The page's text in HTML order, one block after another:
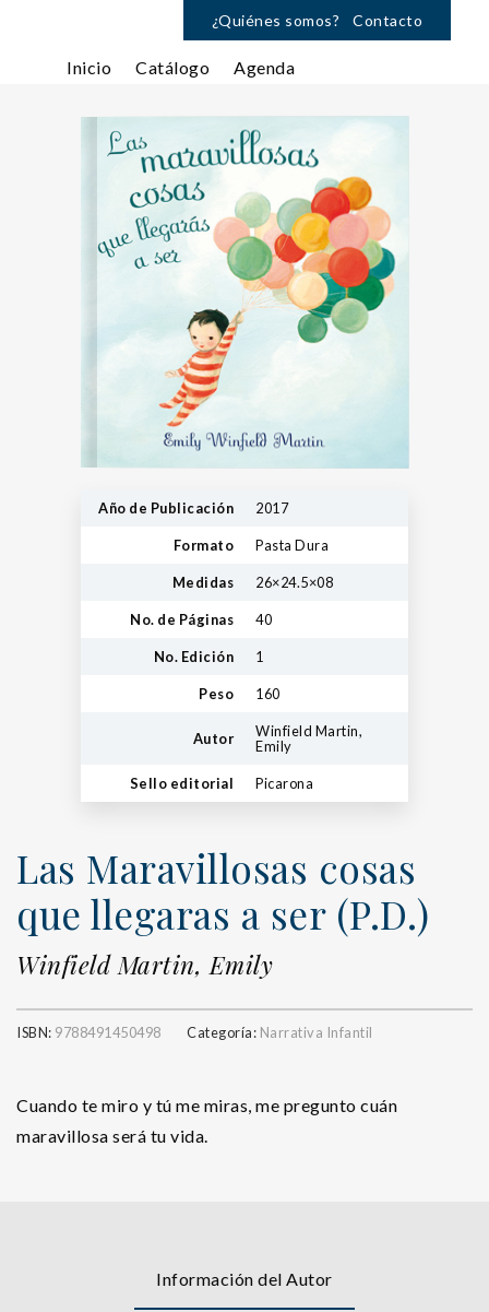
¿Quiénes somos? Contacto
Inicio Catálogo Agenda
Año de Publicación 2017
Formato Pasta Dura
Medidas 26×24.5×08
No. de Páginas 40
No. Edición 1
Peso 160
Autor
Winfield Martin,
Emily
Sello editorial Picarona
Las Maravillosas cosas
que llegaras a ser (P.D.)
Winfield Martin, Emily
ISBN: 9788491450498 Categoría: Narrativa Infantil
Cuando te miro y tú me miras, me pregunto cuán
maravillosa será tu vida.
Información del Autor